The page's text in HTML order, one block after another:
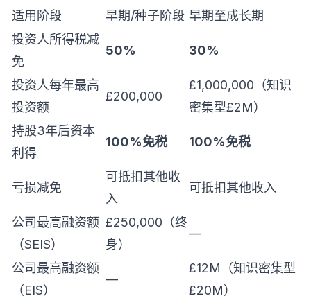
适用阶段
早期/种子阶段 早期至成长期
投资人所得税减
免
50% 30%
投资人每年最高
投资额
£200,000
£1,000,000（知识
密集型£2M）
持股3年后资本
利得
100%免税 100%免税
亏损减免
可抵扣其他收
入
可抵扣其他收入
公司最高融资额
（SEIS）
£250,000（终
身）
—
公司最高融资额
（EIS）
—
£12M（知识密集型
£20M）